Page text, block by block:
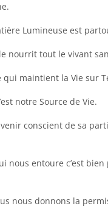
Lumineuse est
nourrit tout le vivant
qui maintient la Vie sur
notre Source de Vie.
conscient de sa
entoure c’est bien
nous donnons la